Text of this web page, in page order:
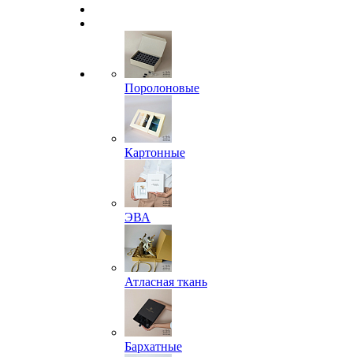
Поролоновые
Картонные
ЭВА
Атласная ткань
Бархатные